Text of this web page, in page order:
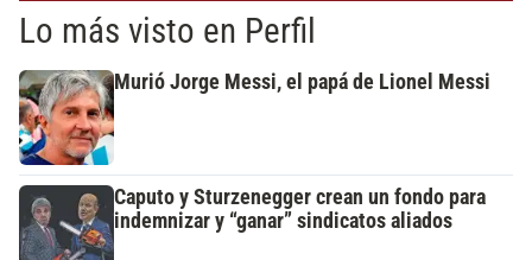
Lo más visto en Perfil
Murió Jorge Messi, el papá de Lionel Messi
Caputo y Sturzenegger crean un fondo para
indemnizar y “ganar” sindicatos aliados